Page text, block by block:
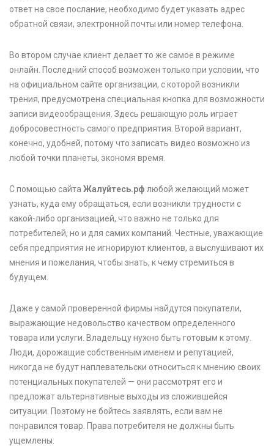
ответ на свое послание, необходимо будет указать адрес
обратной связи, электронной почты или номер телефона.
Во втором случае клиент делает то же самое в режиме
онлайн. Последний способ возможен только при условии, что
на официальном сайте организации, с которой возникли
трения, предусмотрена специальная кнопка для возможности
записи видеообращения. Здесь решающую роль играет
добросовестность самого предприятия. Второй вариант,
конечно, удобней, потому что записать видео возможно из
любой точки планеты, экономя время.
С помощью сайта Жалуйтесь.рф любой желающий может
узнать, куда ему обращаться, если возникли трудности с
какой-либо организацией, что важно не только для
потребителей, но и для самих компаний. Честные, уважающие
себя предприятия не игнорируют клиентов, а выслушивают их
мнения и пожелания, чтобы знать, к чему стремиться в
будущем.
Даже у самой проверенной фирмы найдутся покупатели,
выражающие недовольство качеством определенного
товара или услуги. Владельцу нужно быть готовым к этому.
Люди, дорожащие собственным именем и репутацией,
никогда не будут наплевательски относиться к мнению своих
потенциальных покупателей — они рассмотрят его и
предложат альтернативные выходы из сложившейся
ситуации. Поэтому не бойтесь заявлять, если вам не
понравился товар. Права потребителя не должны быть
ущемлены.